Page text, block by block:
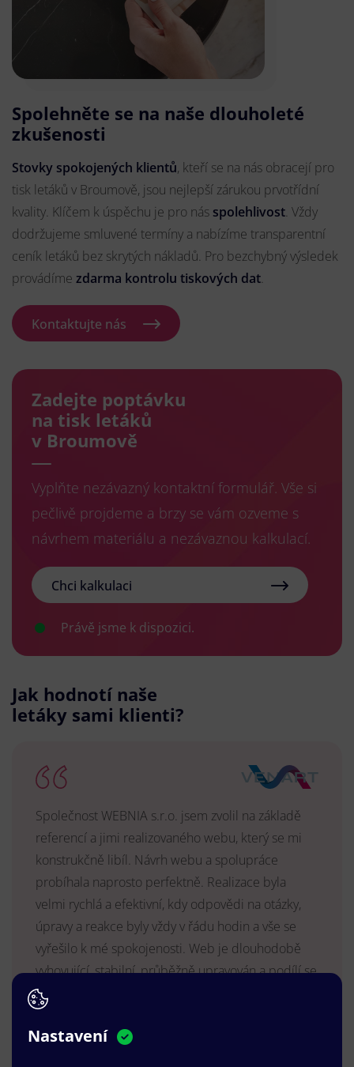
Spolehněte se na naše dlouholeté
zkušenosti
Stovky spokojených klientů, kteří se na nás obracejí pro
tisk letáků v Broumově, jsou nejlepší zárukou prvotřídní
kvality. Klíčem k úspěchu je pro nás spolehlivost. Vždy
dodržujeme smluvené termíny a nabízíme transparentní
ceník letáků bez skrytých nákladů. Pro bezchybný výsledek
provádíme zdarma kontrolu tiskových dat.
Kontaktujte nás
Zadejte poptávku
na tisk letáků
v Broumově
Vyplňte nezávazný kontaktní formulář. Vše si
pečlivě projdeme a brzy se vám ozveme s
návrhem materiálu a nezávaznou kalkulací.
Chci kalkulaci
Právě jsme k dispozici.
Jak hodnotí naše
letáky sami klienti?
Společnost WEBNIA s.r.o. jsem zvolil na základě
referencí a jimi realizovaného webu, který se mi
konstrukčně libíl. Návrh webu a spolupráce
probíhala naprosto perfektně. Realizace byla
velmi rychlá a efektivní, kdy odpovědi na otázky,
úpravy a reakce byly vždy v řádu hodin a vše se
vyřešilo k mé spokojenosti. Web je dlouhodobě
vyhovující, stabilní, průběžně upravován a podílí se
na pozitivním vnímání naší značky.
MUDr. Radek Vyšohlíd
VENART s.r.o.
Nastavení